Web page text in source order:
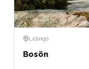
Lidingö
Bosön